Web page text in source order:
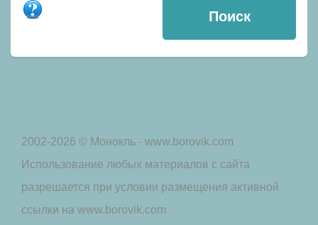
2002-2026 © Монокль - www.borovik.com
Использование любых материалов с сайта
разрешается при условии размещения активной
ссылки на www.borovik.com